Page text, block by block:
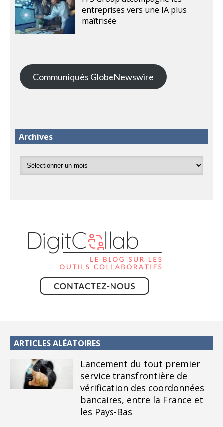
entreprises vers une IA plus
maîtrisée
Communiqués GlobeNewswire
Archives
ARTICLES ALÉATOIRES
Lancement du tout premier
service transfrontière de
vérification des coordonnées
bancaires, entre la France et
les Pays-Bas